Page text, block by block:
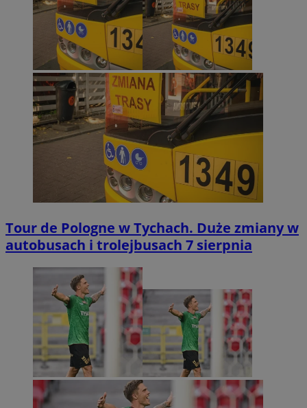
Tour de Pologne w Tychach. Duże zmiany w
autobusach i trolejbusach 7 sierpnia